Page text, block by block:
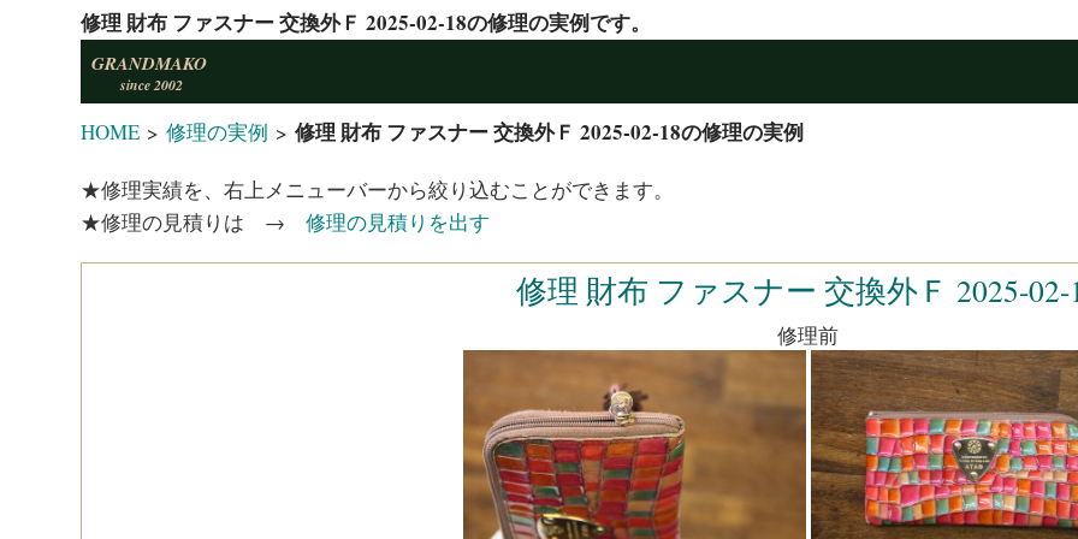
修理 財布 ファスナー 交換外Ｆ 2025-02-18の修理の実例です。
GRANDMAKO
since 2002
HOME >修理の実例 >修理 財布 ファスナー 交換外Ｆ 2025-02-18の修理の実例
★修理実績を、右上メニューバーから絞り込むことができます。
★修理の見積りは →修理の見積りを出す
修理 財布 ファスナー 交換外Ｆ 2025-02-
修理前